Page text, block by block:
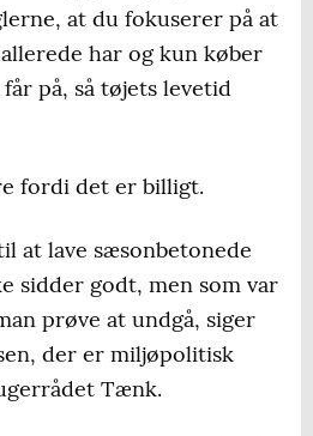
at du fokuserer på at
har og kun køber
på, så tøjets levetid
fordi det er billigt.
at lave sæsonbetonede
sidder godt, men som var
prøve at undgå, siger
der er miljøpolitisk
Tænk.